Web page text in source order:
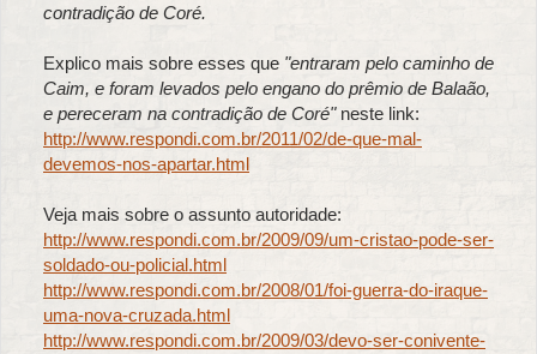
contradição de Coré.
Explico mais sobre esses que "entraram pelo caminho de
Caim, e foram levados pelo engano do prêmio de Balaão,
e pereceram na contradição de Coré"neste link:
http://www.respondi.com.br/2011/02/de-que-mal-
devemos-nos-apartar.html
Veja mais sobre o assunto autoridade:
http://www.respondi.com.br/2009/09/um-cristao-pode-ser-
soldado-ou-policial.html
http://www.respondi.com.br/2008/01/foi-guerra-do-iraque-
uma-nova-cruzada.html
http://www.respondi.com.br/2009/03/devo-ser-conivente-